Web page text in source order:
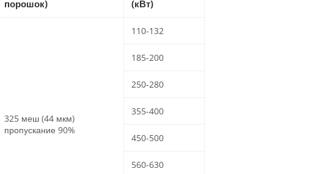
порошок)
(кВт)
325 меш (44 мкм)
пропускание 90%
110-132
185-200
250-280
355-400
450-500
560-630